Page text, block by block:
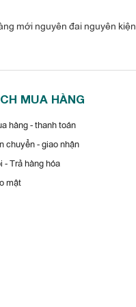
mới nguyên đai nguyên kiện.
MUA HÀNG
hàng - thanh toán
chuyển - giao nhận
Trả hàng hóa
mật